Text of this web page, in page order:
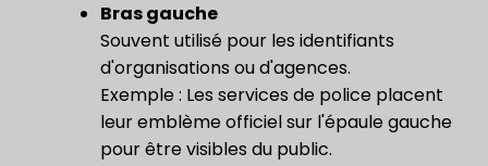
Bras gauche
Souvent utilisé pour les identifiants
d'organisations ou d'agences.
Exemple : Les services de police placent
leur emblème officiel sur l'épaule gauche
pour être visibles du public.